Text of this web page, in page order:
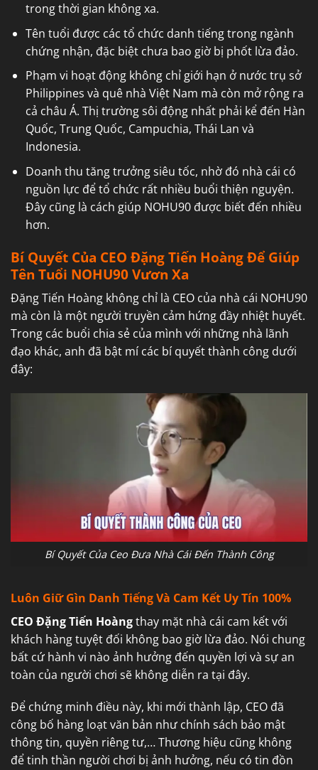
trong thời gian không xa.
Tên tuổi được các tổ chức danh tiếng trong ngành
chứng nhận, đặc biệt chưa bao giờ bị phốt lừa đảo.
Phạm vi hoạt động không chỉ giới hạn ở nước trụ sở
Philippines và quê nhà Việt Nam mà còn mở rộng ra
cả châu Á. Thị trường sôi động nhất phải kể đến Hàn
Quốc, Trung Quốc, Campuchia, Thái Lan và
Indonesia.
Doanh thu tăng trưởng siêu tốc, nhờ đó nhà cái có
nguồn lực để tổ chức rất nhiều buổi thiện nguyện.
Đây cũng là cách giúp NOHU90 được biết đến nhiều
hơn.
Bí Quyết Của CEO Đặng Tiến Hoàng Để Giúp
Tên Tuổi NOHU90 Vươn Xa
Đặng Tiến Hoàng không chỉ là CEO của nhà cái NOHU90
mà còn là một người truyền cảm hứng đầy nhiệt huyết.
Trong các buổi chia sẻ của mình với những nhà lãnh
đạo khác, anh đã bật mí các bí quyết thành công dưới
đây:
Bí Quyết Của Ceo Đưa Nhà Cái Đến Thành Công
Luôn Giữ Gìn Danh Tiếng Và Cam Kết Uy Tín 100%
CEO Đặng Tiến Hoàngthay mặt nhà cái cam kết với
khách hàng tuyệt đối không bao giờ lừa đảo. Nói chung
bất cứ hành vi nào ảnh hưởng đến quyền lợi và sự an
toàn của người chơi sẽ không diễn ra tại đây.
Để chứng minh điều này, khi mới thành lập, CEO đã
công bố hàng loạt văn bản như chính sách bảo mật
thông tin, quyền riêng tư,… Thương hiệu cũng không
để tinh thần người chơi bị ảnh hưởng, nếu có tin đồn